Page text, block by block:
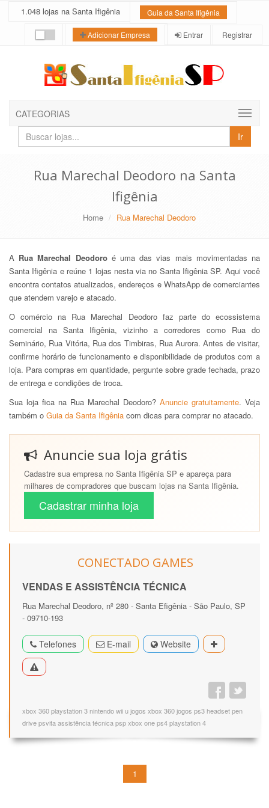
1.048 lojas na Santa Ifigênia Guia da Santa Ifigênia
Adicionar Empresa Entrar Registrar
CATEGORIAS
Buscar
lojas
Ir
Rua Marechal Deodoro na Santa
Ifigênia
Home Rua Marechal Deodoro
A Rua Marechal Deodoroé uma das vias mais movimentadas na
Santa Ifigênia e reúne 1 lojas nesta via no Santa Ifigênia SP. Aqui você
encontra contatos atualizados, endereços e WhatsApp de comerciantes
que atendem varejo e atacado.
O comércio na Rua Marechal Deodoro faz parte do ecossistema
comercial na Santa Ifigênia, vizinho a corredores como Rua do
Seminário, Rua Vitória, Rua dos Timbiras, Rua Aurora. Antes de visitar,
confirme horário de funcionamento e disponibilidade de produtos com a
loja. Para compras em quantidade, pergunte sobre grade fechada, prazo
de entrega e condições de troca.
Sua loja fica na Rua Marechal Deodoro? Anuncie gratuitamente. Veja
também o Guia da Santa Ifigênia com dicas para comprar no atacado.
Anuncie sua loja grátis
Cadastre sua empresa no Santa Ifigênia SP e apareça para
milhares de compradores que buscam lojas na Santa Ifigênia.
Cadastrar minha loja
CONECTADO GAMES
VENDAS E ASSISTÊNCIA TÉCNICA
Rua Marechal Deodoro, nº 280 - Santa Efigênia - São Paulo, SP
- 09710-193
Telefones E-mail Website
xbox 360 playstation 3 nintendo wii u jogos xbox 360 jogos ps3 headset pen
drive psvita assistência técnica psp xbox one ps4 playstation 4
1